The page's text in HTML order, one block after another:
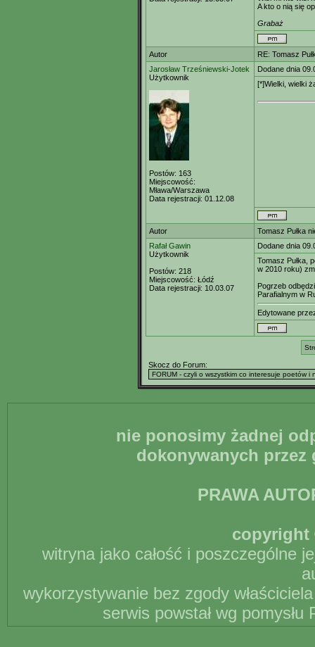
A kto o nią się
Grabaż
Autor
RE: Tomasz
Jarosław Trześniewski-Jotek
Użytkownik
Postów: 163
Miejscowość:
Mława/Warszawa
Data rejestracji: 01.12.08
Dodane dnia
[*]Wielki, wielki
Autor
Tomasz Pułka
Rafał Gawin
Użytkownik
Postów: 218
Miejscowość: Łódź
Data rejestracji: 10.03.07
Dodane dnia
Tomasz Pułka,
w 2010 roku)
Pogrzeb
Parafialnym w
Edytowane
Skocz do Forum:
nie ponosimy żadnej
dokonywanych
PRAWA
copyright
witryna jako całość i poszczególne
wykorzystywanie bez zgody
serwis powstał wg